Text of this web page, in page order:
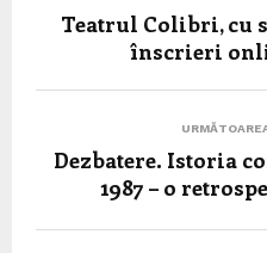
Teatrul Colibri, cu
înscrieri
Dezbatere. Istoria
1987 – o